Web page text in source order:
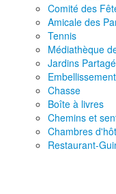
Comité des
Amicale des
Tennis
Médiathèque
Jardins
Chasse
Boîte à livres
Chemins et
Chambres
Restaurant-